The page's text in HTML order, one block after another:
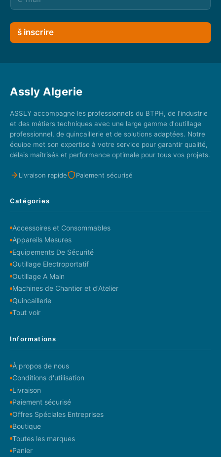
š inscrire
Assly Algerie
ASSLY accompagne les professionnels du BTPH, de l'industrie
et des métiers techniques avec une large gamme d'outillage
professionnel, de quincaillerie et de solutions adaptées. Notre
équipe met son expertise à votre service pour garantir qualité,
délais maîtrisés et performance optimale pour tous vos projets.
Livraison rapide Paiement sécurisé
Catégories
Accessoires et Consommables
Appareils Mesures
Equipements De Sécurité
Outillage Electroportatif
Outillage A Main
Machines de Chantier et d'Atelier
Quincaillerie
Tout voir
Informations
À propos de nous
Conditions d'utilisation
Livraison
Paiement sécurisé
Offres Spéciales Entreprises
Boutique
Toutes les marques
Panier